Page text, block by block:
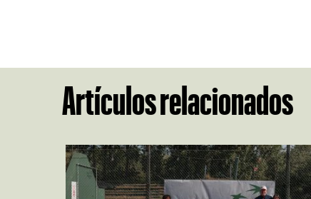
Artículos relacionados